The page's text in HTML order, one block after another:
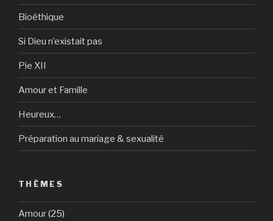
Bioéthique
Si Dieu n’existait pas
Pie XII
Amour et Famille
Heureux…
Préparation au mariage & sexualité
THÈMES
Amour(25)